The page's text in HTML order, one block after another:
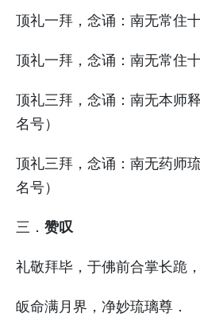
顶礼一拜，念诵：南无常住
顶礼一拜，念诵：南无常住
顶礼三拜，念诵：南无本师
名号）
顶礼三拜，念诵：南无药师
名号）
三． 赞叹
礼敬拜毕，于佛前合掌长跪
皈命满月界，净妙琉璃尊．